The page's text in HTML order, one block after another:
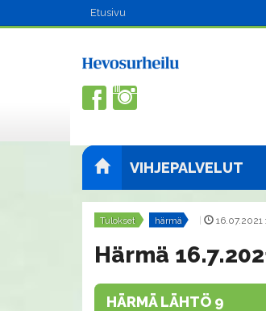
Etusivu
VIHJEPALVELUT
Tulokset härmä 16.07.2021
Härmä
HÄRMÄ LÄHTÖ 9